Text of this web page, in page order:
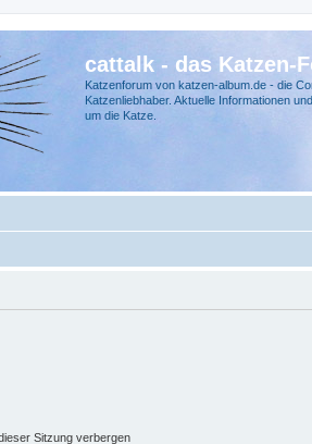
cattalk - das Katzen-
Katzenforum von katzen-album.de - die
Katzenliebhaber. Aktuelle Informationen
um die Katze.
Sitzung verbergen